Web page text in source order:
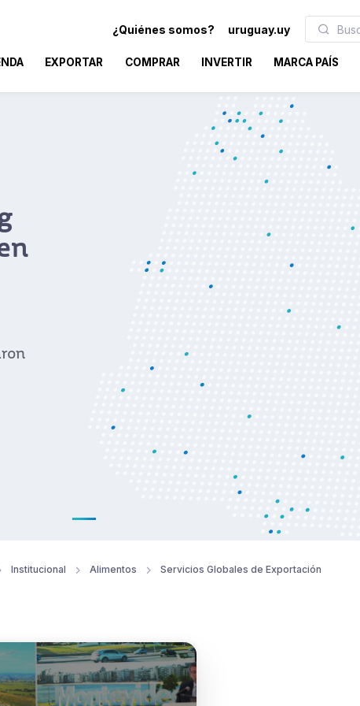
¿Quiénes somos? uruguay.uy
EXPORTAR COMPRAR INVERTIR MARCA PAÍS
Institucional Alimentos Servicios Globales de Exportación